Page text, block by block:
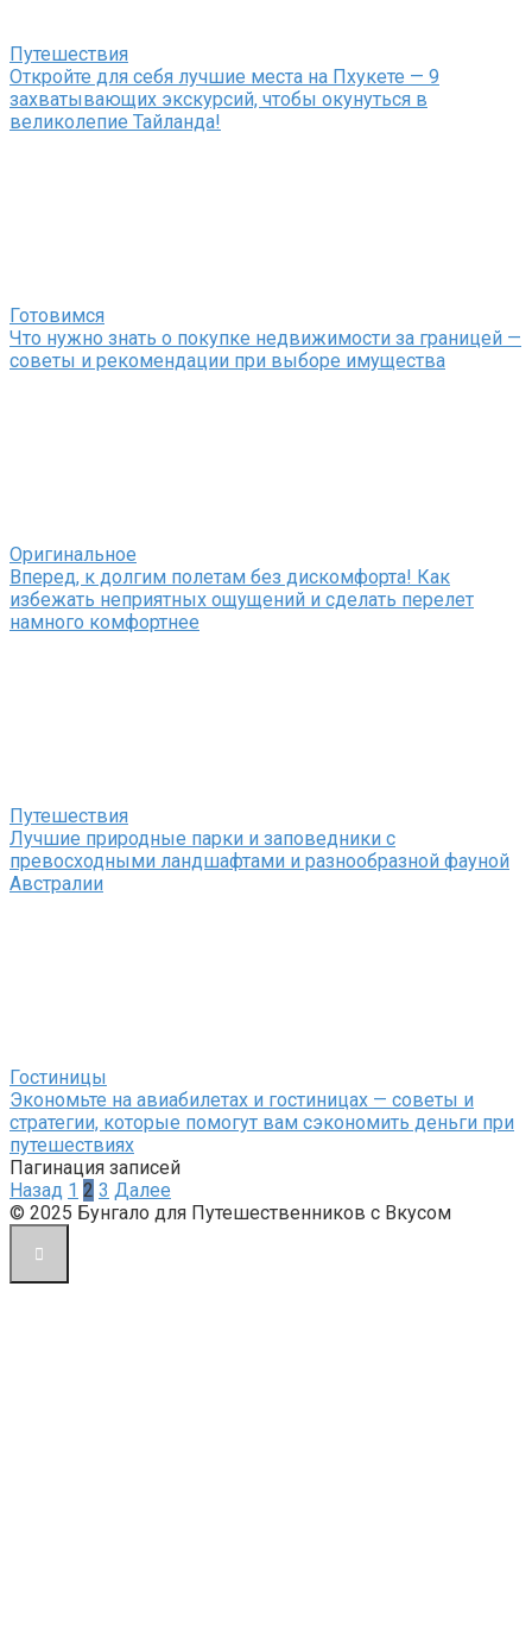
Путешествия
Откройте для себя лучшие места на Пхукете — 9
захватывающих экскурсий, чтобы окунуться в
великолепие Тайланда!
Готовимся
Что нужно знать о покупке недвижимости за границей —
советы и рекомендации при выборе имущества
Оригинальное
Вперед, к долгим полетам без дискомфорта! Как
избежать неприятных ощущений и сделать перелет
намного комфортнее
Путешествия
Лучшие природные парки и заповедники с
превосходными ландшафтами и разнообразной фауной
Австралии
Гостиницы
Экономьте на авиабилетах и гостиницах — советы и
стратегии, которые помогут вам сэкономить деньги при
путешествиях
Пагинация записей
Назад 1 2 3 Далее
© 2025 Бунгало для Путешественников с Вкусом